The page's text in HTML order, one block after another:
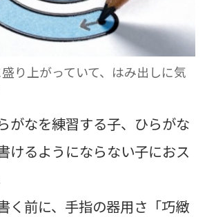
り上がっていて、はみ出しに気
がなを練習する子、ひらがな
けるようにならない子におス
く前に、手指の器用さ「巧緻